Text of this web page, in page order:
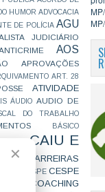
✕
HUMOR ADVOCACIA
DE POLÍCIA AGU
JUDICIÁRIO
AOS
APROVAÇÕES
ART. 28
ATIVIDADE
ÁUDIO AUDIO DE
DO TRABALHO
BÁSICO
CAIU E
CARREIRAS
CEBRASPE CESPE
COACHING